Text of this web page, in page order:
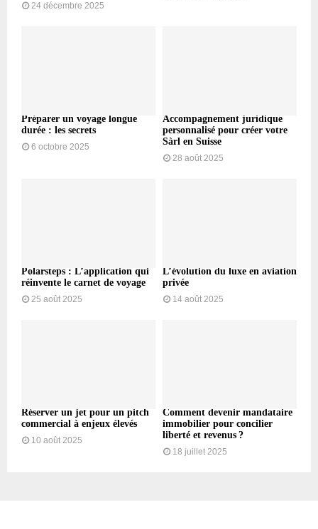
24 décembre 2025
Préparer un voyage longue
durée : les secrets
6 octobre 2025
Accompagnement juridique
personnalisé pour créer votre
Sàrl en Suisse
28 août 2025
Polarsteps : L’application qui
réinvente le carnet de voyage
25 août 2025
L’évolution du luxe en aviation
privée
14 août 2025
Réserver un jet pour un pitch
commercial à enjeux élevés
10 août 2025
Comment devenir mandataire
immobilier pour concilier
liberté et revenus ?
18 juillet 2025